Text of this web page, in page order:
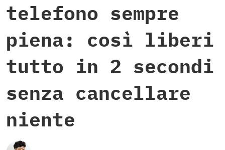
telefono sempre
piena: così liberi
tutto in 2 secondi
senza cancellare
niente